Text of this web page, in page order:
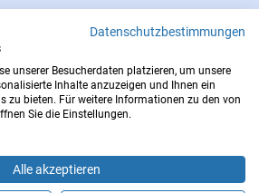
WENDEN SIE SICH AN : 112
Datenschutzbestimmungen
unserer Besucherdaten platzieren, um unsere
Inhalte anzuzeigen und Ihnen ein
zu bieten. Für weitere Informationen zu den von
Sie die Einstellungen.
Alle akzeptieren